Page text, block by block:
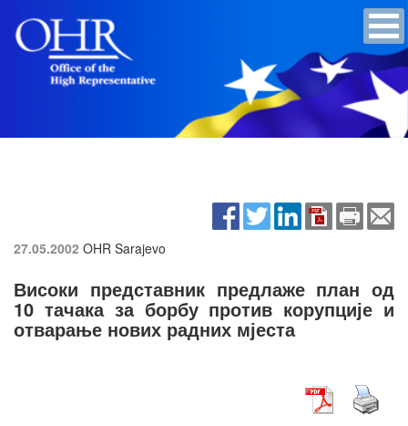
27.05.2002 OHR Sarajevo
Високи представник предлаже план од
10 тачака за борбу против корупције и
отварање нових радних мјеста